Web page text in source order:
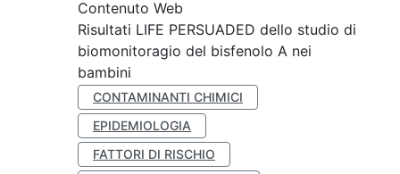
Contenuto Web
Risultati LIFE PERSUADED dello studio di
biomonitoragio del bisfenolo A nei
bambini
CONTAMINANTI CHIMICI
EPIDEMIOLOGIA
FATTORI DI RISCHIO